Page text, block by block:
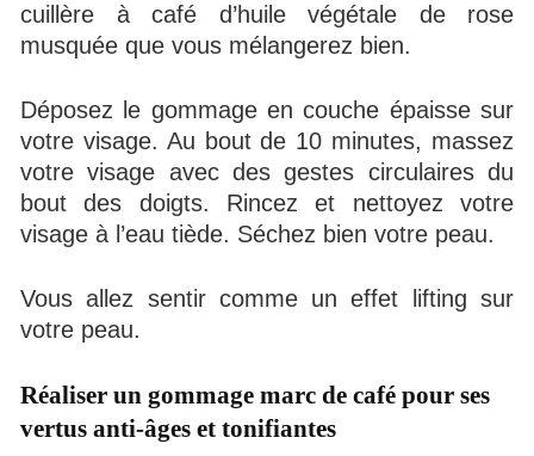
cuillère à café d’huile végétale de rose
musquée que vous mélangerez bien.
Déposez le gommage en couche épaisse sur
votre visage. Au bout de 10 minutes, massez
votre visage avec des gestes circulaires du
bout des doigts. Rincez et nettoyez votre
visage à l’eau tiède. Séchez bien votre peau.
Vous allez sentir comme un effet lifting sur
votre peau.
Réaliser un gommage marc de café pour ses
vertus anti-âges et tonifiantes